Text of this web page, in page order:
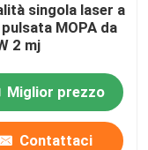
singola laser a
MOPA da
2 mj
Miglior prezzo
Contattaci